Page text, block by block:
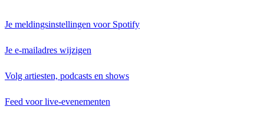
Je meldingsinstellingen voor Spotify
Je e-mailadres wijzigen
Volg artiesten, podcasts en shows
Feed voor live-evenementen